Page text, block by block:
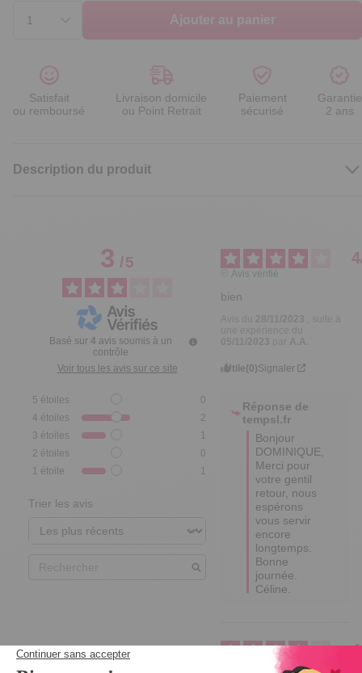
Ajouter au panier
Satisfait
ou remboursé
Livraison domicile
ou Point Retrait
Paiement
sécurisé
Garantie
2 ans
Description du produit
3/5
Basé sur 4 avis soumis à un
contrôle
Voir tous les avis sur ce site
5 étoiles
0
4 étoiles
2
3 étoiles
1
2 étoiles
0
1 étoile 1
Trier les avis
4
Avis vérifié
bien
, suite à
Utile(0)Signaler
Réponse de
tempsl.fr
Bonjour
DOMINIQUE,
Merci pour
votre gentil
retour, nous
espérons
vous servir
encore
longtemps.
Bonne
journée.
Céline.
4
Avis collecté par un tiers